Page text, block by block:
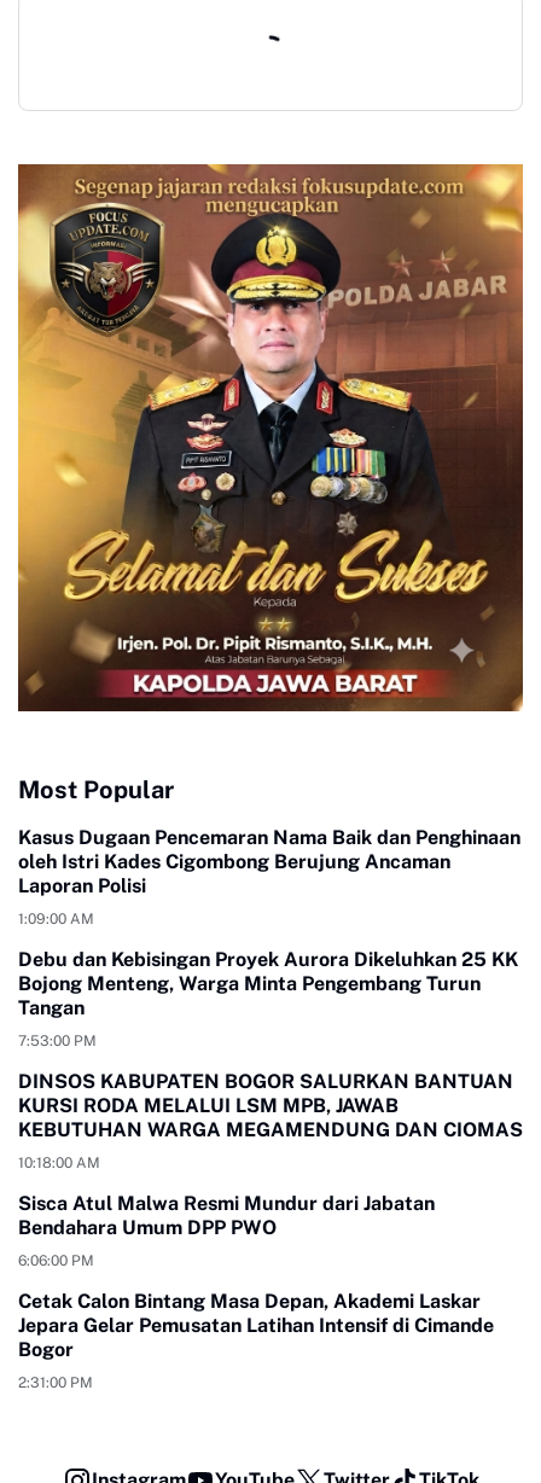
Most Popular
Kasus Dugaan Pencemaran Nama Baik dan Penghinaan
oleh Istri Kades Cigombong Berujung Ancaman
Laporan Polisi
1:09:00 AM
Debu dan Kebisingan Proyek Aurora Dikeluhkan 25 KK
Bojong Menteng, Warga Minta Pengembang Turun
Tangan
7:53:00 PM
DINSOS KABUPATEN BOGOR SALURKAN BANTUAN
KURSI RODA MELALUI LSM MPB, JAWAB
KEBUTUHAN WARGA MEGAMENDUNG DAN CIOMAS
10:18:00 AM
Sisca Atul Malwa Resmi Mundur dari Jabatan
Bendahara Umum DPP PWO
6:06:00 PM
Cetak Calon Bintang Masa Depan, Akademi Laskar
Jepara Gelar Pemusatan Latihan Intensif di Cimande
Bogor
2:31:00 PM